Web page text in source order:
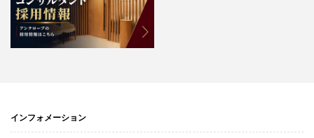
インフォメーション